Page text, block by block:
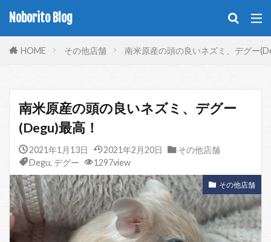
Noborito Blog
HOME その他店舗 南米原産の頭の良いネズミ、デグー
南米原産の頭の良いネズミ、デグー
(Degu)最高！
2021年1月13日 2021年2月20日
その他店舗
Degu, デグー 1297view
その他店舗